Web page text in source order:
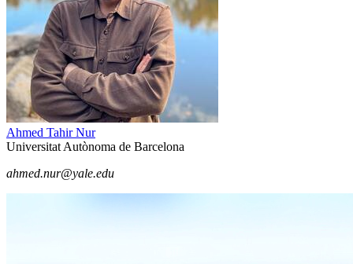
Ahmed Tahir Nur
Universitat Autònoma de Barcelona
ahmed.nur@yale.edu